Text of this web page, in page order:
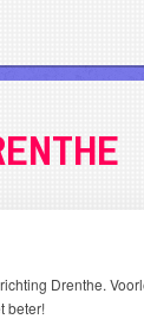
Drenthe.
beter!